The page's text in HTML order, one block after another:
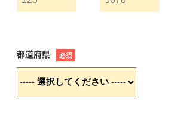
都道府県 必須